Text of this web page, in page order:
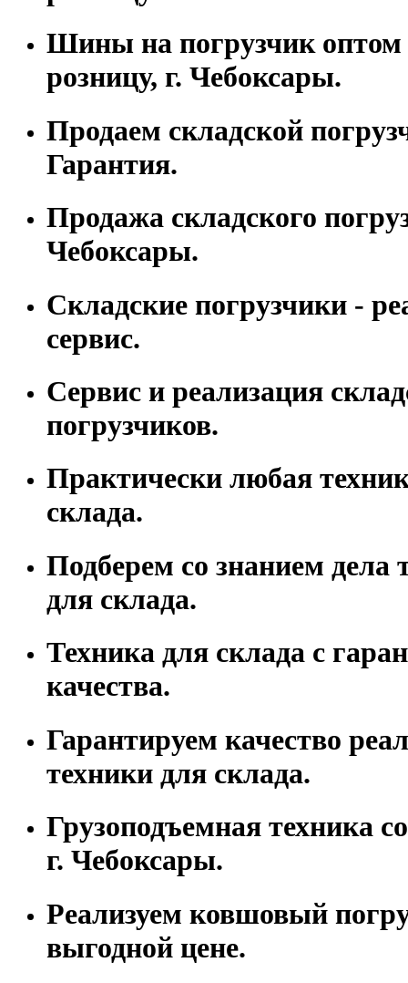
Шины на погрузчик оптом
розницу, г. Чебоксары.
Продаем складской
Гарантия.
Продажа складского
Чебоксары.
Складские погрузчики -
сервис.
Сервис и реализация
погрузчиков.
Практически любая
склада.
Подберем со знанием дела
для склада.
Техника для склада с
качества.
Гарантируем качество
техники для склада.
Грузоподъемная техника
г. Чебоксары.
Реализуем ковшовый
выгодной цене.